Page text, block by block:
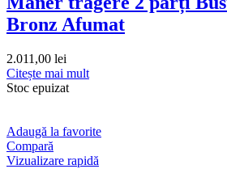
Bronz Afumat
2.011,00 lei
Citește mai mult
Stoc epuizat
Adaugă la favorite
Compară
Vizualizare rapidă